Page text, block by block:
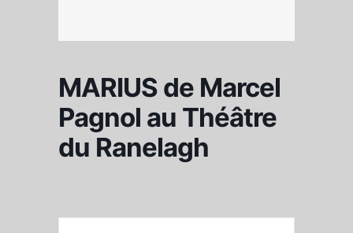
MARIUS de Marcel
Pagnol au Théâtre
du Ranelagh